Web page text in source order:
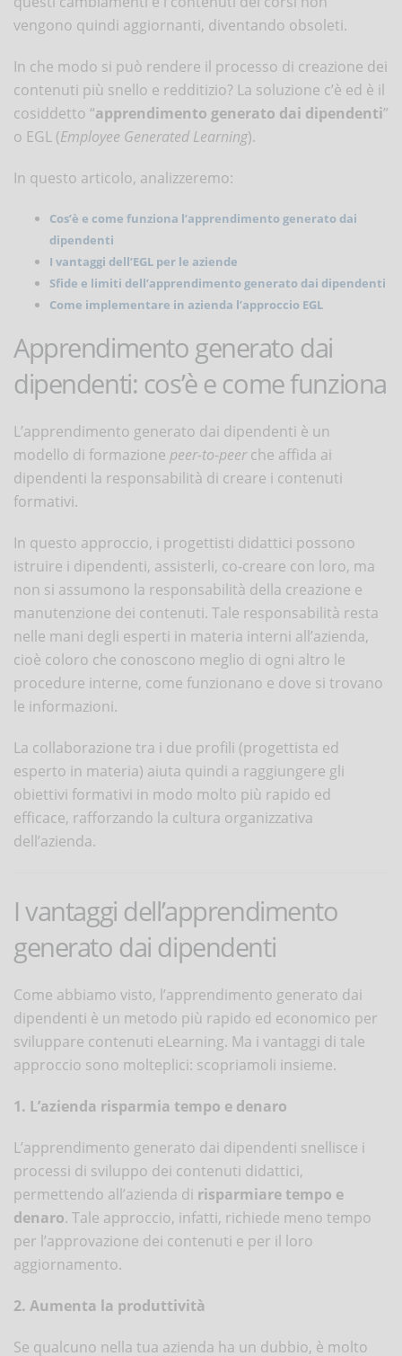
vengono quindi aggiornanti, diventando obsoleti.
In che modo si può rendere il processo di creazione dei
contenuti più snello e redditizio? La soluzione c’è ed è il
cosiddetto “apprendimento generato dai dipendenti”
o EGL (Employee Generated Learning).
In questo articolo, analizzeremo:
Cos’è e come funziona l’apprendimento generato dai
dipendenti
I vantaggi dell’EGL per le aziende
Sfide e limiti dell’apprendimento generato dai dipendenti
Come implementare in azienda l’approccio EGL
Apprendimento generato dai
dipendenti: cos’è e come funziona
L’apprendimento generato dai dipendenti è un
modello di formazione peer-to-peerche affida ai
dipendenti la responsabilità di creare i contenuti
formativi.
In questo approccio, i progettisti didattici possono
istruire i dipendenti, assisterli, co-creare con loro, ma
non si assumono la responsabilità della creazione e
manutenzione dei contenuti. Tale responsabilità resta
nelle mani degli esperti in materia interni all’azienda,
cioè coloro che conoscono meglio di ogni altro le
procedure interne, come funzionano e dove si trovano
le informazioni.
La collaborazione tra i due profili (progettista ed
esperto in materia) aiuta quindi a raggiungere gli
obiettivi formativi in modo molto più rapido ed
efficace, rafforzando la cultura organizzativa
dell’azienda.
I vantaggi dell’apprendimento
generato dai dipendenti
Come abbiamo visto, l’apprendimento generato dai
dipendenti è un metodo più rapido ed economico per
sviluppare contenuti eLearning. Ma i vantaggi di tale
approccio sono molteplici: scopriamoli insieme.
1. L’azienda risparmia tempo e denaro
L’apprendimento generato dai dipendenti snellisce i
processi di sviluppo dei contenuti didattici,
permettendo all’azienda di risparmiare tempo e
denaro. Tale approccio, infatti, richiede meno tempo
per l’approvazione dei contenuti e per il loro
aggiornamento.
2. Aumenta la produttività
Se qualcuno nella tua azienda ha un dubbio, è molto